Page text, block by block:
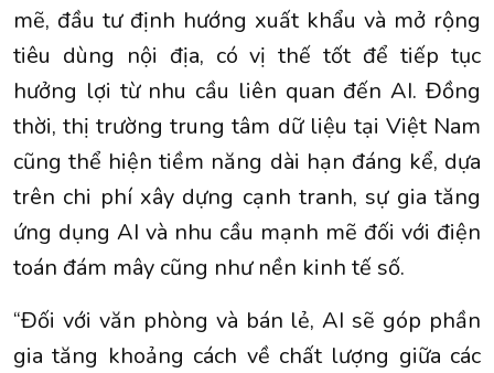
mẽ, đầu tư định hướng xuất khẩu và mở rộng
tiêu dùng nội địa, có vị thế tốt để tiếp tục
hưởng lợi từ nhu cầu liên quan đến AI. Đồng
thời, thị trường trung tâm dữ liệu tại Việt Nam
cũng thể hiện tiềm năng dài hạn đáng kể, dựa
trên chi phí xây dựng cạnh tranh, sự gia tăng
ứng dụng AI và nhu cầu mạnh mẽ đối với điện
toán đám mây cũng như nền kinh tế số.
“Đối với văn phòng và bán lẻ, AI sẽ góp phần
gia tăng khoảng cách về chất lượng giữa các